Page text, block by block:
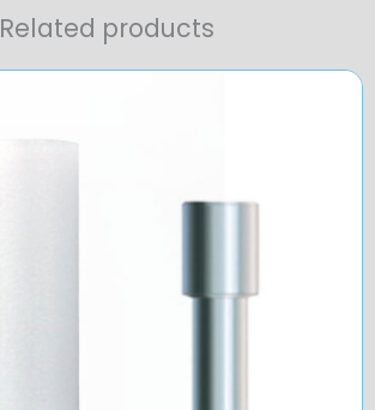
Related products